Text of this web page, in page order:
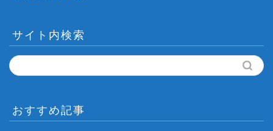
サイト内検索
おすすめ記事